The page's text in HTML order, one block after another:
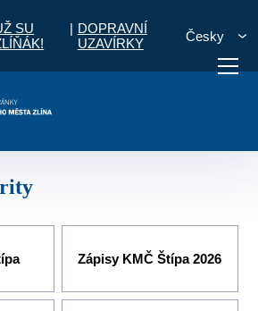
SU
| DOPRAVNÍ
UZAVÍRKY
Česky
Potřebuji zaplatit
Zápisy KMČ Štípa 2026